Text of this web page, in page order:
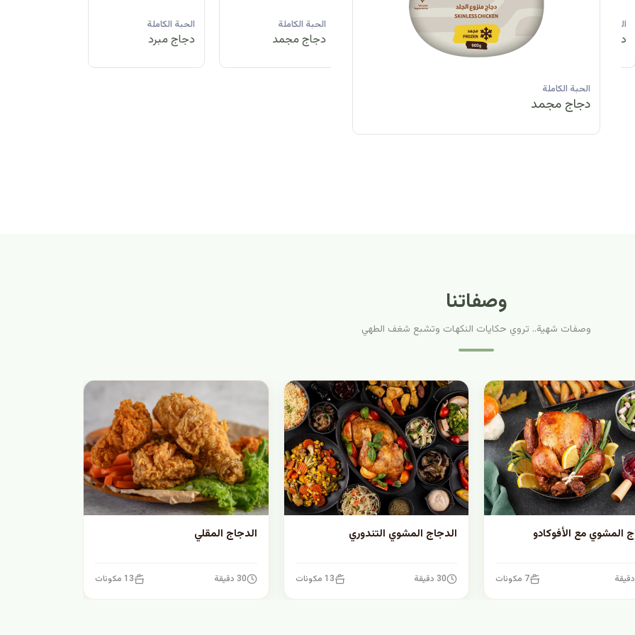
الحبة الكاملة
دجاج مبرد
الحبة الكاملة الحبة الكاملة
دجاج مجمد
الحبة الكاملة
دجاج مبرد
الحبة الكاملة
دجاج مجمد
وصفاتنا
وصفات شهية.. تروي حكايات النكهات وتشبع شغف الطهي
المشوي مع الأفوكادو
7 مكونات
الدجاج المشوي التندوري
30 دقيقة 13 مكونات
الدجاج المقلي
30 دقيقة 13 مكونات